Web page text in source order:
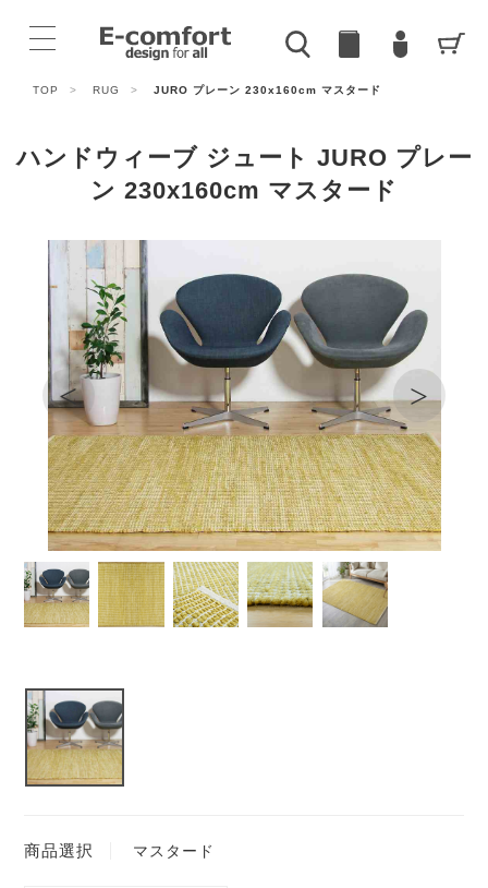
TOP > RUG > JURO プレーン 230x160cm マスタード
ハンドウィーブ ジュート JURO プレー
ン 230x160cm マスタード
< >
商品選択 マスタード